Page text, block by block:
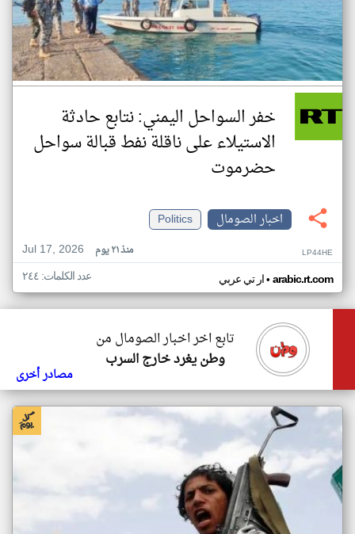
خفر السواحل اليمني: نتابع حادثة
الاستيلاء على ناقلة نفط قبالة سواحل
حضرموت
اخبار الصومال
Politics
Jul 17, 2026
منذ ٢١ يوم LP44HE
ار تي عربي• arabic.rt.com عدد الكلمات: ٢٤٤
تابع اخر اخبار الصومال من
وطن يغرد خارج السرب
مصادر أخرى